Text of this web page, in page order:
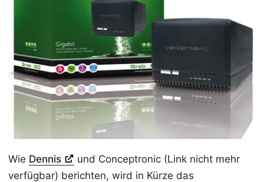
Wie Dennis
und Conceptronic (Link nicht mehr
verfügbar) berichten, wird in Kürze das